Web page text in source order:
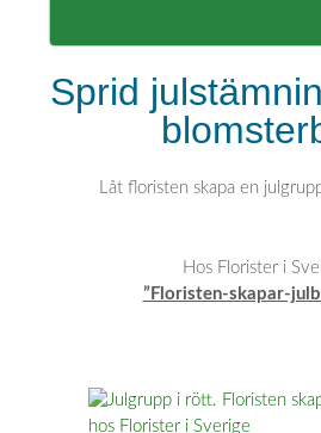
Sprid
Låt floristen skapa en
Hos Florister i
”Floristen-skapar-